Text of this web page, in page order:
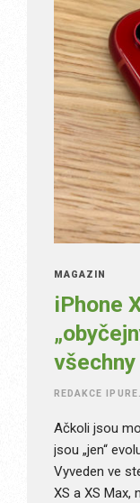
MAGAZÍN
iPhone
všechny
REDAKCE
Ačkoli jsou
jsou „jen“
Vyveden ve
XS a XS Max,